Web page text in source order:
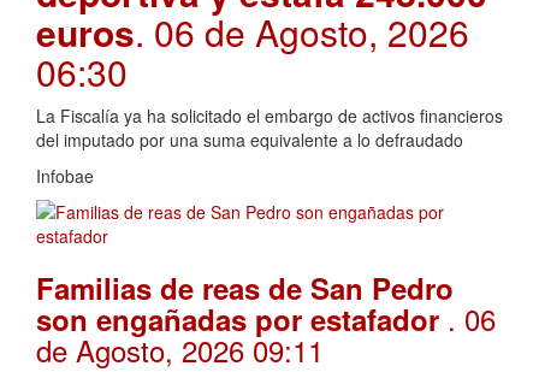
euros. 06 de Agosto, 2026
06:30
La Fiscalía ya ha solicitado el embargo de activos financieros
del imputado por una suma equivalente a lo defraudado
Infobae
Familias de reas de San Pedro
son engañadas por estafador . 06
de Agosto, 2026 09:11